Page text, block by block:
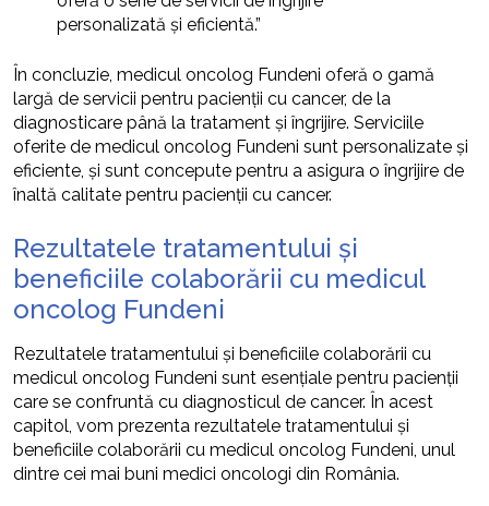
personalizată și eficientă.”
În concluzie, medicul oncolog Fundeni oferă o gamă
largă de servicii pentru pacienții cu cancer, de la
diagnosticare până la tratament și îngrijire. Serviciile
oferite de medicul oncolog Fundeni sunt personalizate și
eficiente, și sunt concepute pentru a asigura o îngrijire de
înaltă calitate pentru pacienții cu cancer.
Rezultatele tratamentului și
beneficiile colaborării cu medicul
oncolog Fundeni
Rezultatele tratamentului și beneficiile colaborării cu
medicul oncolog Fundeni sunt esențiale pentru pacienții
care se confruntă cu diagnosticul de cancer. În acest
capitol, vom prezenta rezultatele tratamentului și
beneficiile colaborării cu medicul oncolog Fundeni, unul
dintre cei mai buni medici oncologi din România.